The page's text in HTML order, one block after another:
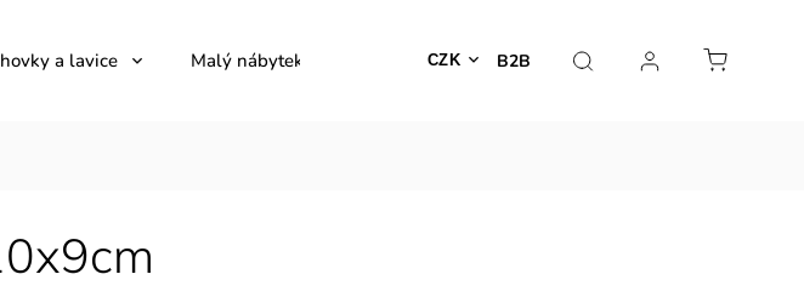
B2B
CZK
a lavice Malý nábytek Venkovní nábytek Dekorace